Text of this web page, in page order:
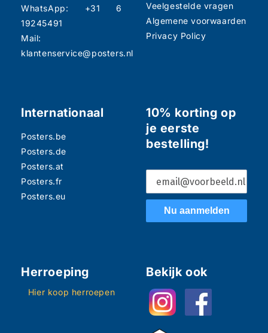
WhatsApp: +31 6
19245491
Mail:
klantenservice@posters.nl
Veelgestelde vragen
Algemene voorwaarden
Privacy Policy
Internationaal
Posters.be
Posters.de
Posters.at
Posters.fr
Posters.eu
10% korting op
je eerste
bestelling!
Nu aanmelden
Herroeping
Hier koop herroepen
Bekijk ook